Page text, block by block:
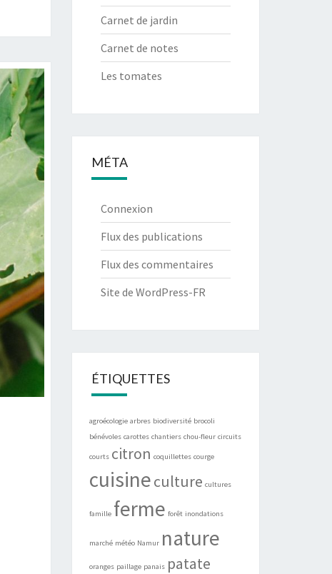
Carnet de jardin
Carnet de notes
Les tomates
MÉTA
Connexion
Flux des publications
Flux des commentaires
Site de WordPress-FR
ÉTIQUETTES
agroécologie arbres biodiversité brocoli
bénévoles carottes chantiers chou-fleur circuits
courts citron coquillettes courge
cuisineculture cultures
famille ferme forêt inondations
marché météo Namur nature
oranges paillage panais patate